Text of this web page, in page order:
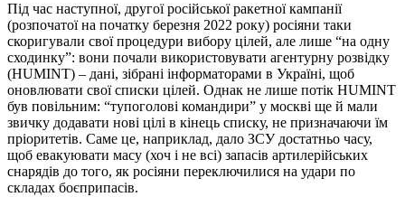
Під час наступної, другої російської ракетної кампанії
(розпочатої на початку березня 2022 року) росіяни таки
скоригували свої процедури вибору цілей, але лише “на одну
сходинку”: вони почали використовувати агентурну розвідку
(HUMINT) – дані, зібрані інформаторами в Україні, щоб
оновлювати свої списки цілей. Однак не лише потік HUMINT
був повільним: “тупоголові командири” у москві ще й мали
звичку додавати нові цілі в кінець списку, не призначаючи їм
пріоритетів. Саме це, наприклад, дало ЗСУ достатньо часу,
щоб евакуювати масу (хоч і не всі) запасів артилерійських
снарядів до того, як росіяни переключилися на удари по
складах боєприпасів.